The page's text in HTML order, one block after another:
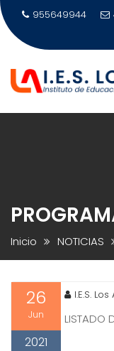
Saltar
al
contenido
955649944
Inicio NOTICIAS
26
Jun
2021
I.E.S.
LISTADO